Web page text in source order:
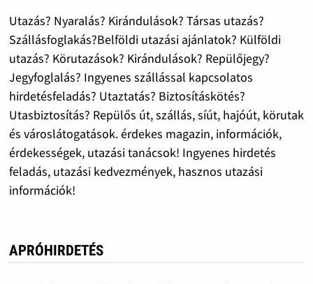
Utazás? Nyaralás? Kirándulások? Társas utazás?
Szállásfoglakás?Belföldi utazási ajánlatok? Külföldi
utazás? Körutazások? Kirándulások? Repülőjegy?
Jegyfoglalás? Ingyenes szállással kapcsolatos
hirdetésfeladás? Utaztatás? Biztosításkötés?
Utasbiztosítás? Repülős út, szállás, síút, hajóút, körutak
és városlátogatások. érdekes magazin, információk,
érdekességek, utazási tanácsok! Ingyenes hirdetés
feladás, utazási kedvezmények, hasznos utazási
információk!
APRÓHIRDETÉS